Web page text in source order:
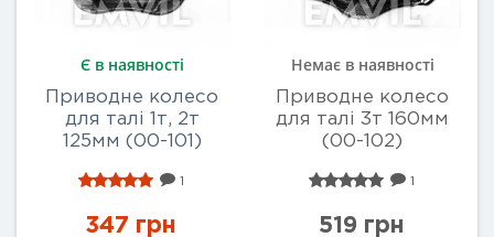
Є в наявності
Приводне колесо
для талі 1т, 2т
125мм (00-101)
1
347 грн
Немає в наявності
Приводне колесо
для талі 3т 160мм
(00-102)
1
519 грн